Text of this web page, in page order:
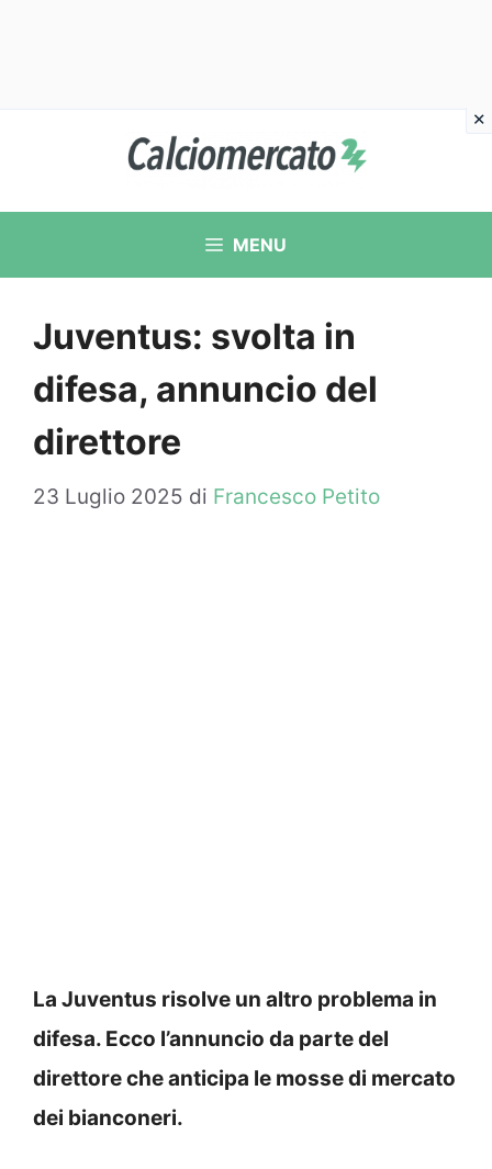
contenuto
MENU
Juventus: svolta in
difesa, annuncio del
direttore
23 Luglio 2025 di Francesco Petito
La Juventus risolve un altro problema in
difesa. Ecco l’annuncio da parte del
direttore che anticipa le mosse di mercato
dei bianconeri.